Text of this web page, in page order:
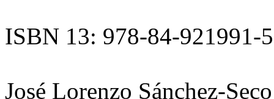
ISBN 13: 978-84-921991-
José Lorenzo Sánchez-